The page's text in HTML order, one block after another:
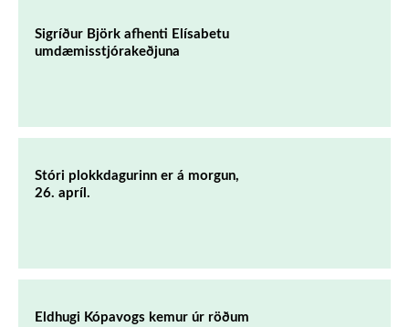
Sigríður Björk afhenti Elísabetu
umdæmisstjórakeðjuna
Stóri plokkdagurinn er á morgun,
26. apríl.
Eldhugi Kópavogs kemur úr röðum